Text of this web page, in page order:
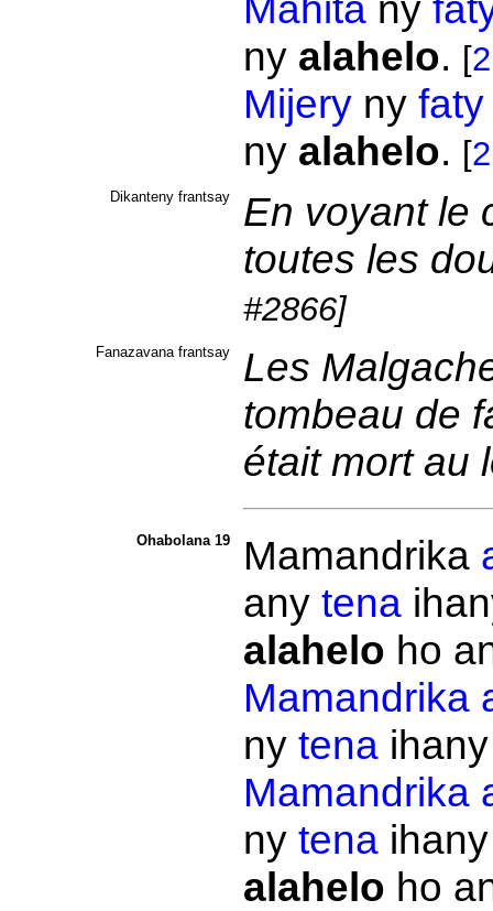
ny alahelo. [
Mijeryny faty
ny alahelo. [
Dikanteny frantsay
En voyant le
toutes les
#2866]
Fanazavana frantsay
Les
tombeau de
était mort au
Ohabolana 19 Mamandrika
any tena
alahelo ho
Mamandrika
ny tena
Mamandrika
ny tena
alahelo ho